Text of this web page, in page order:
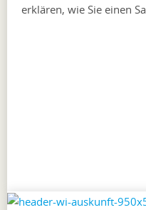
erklären, wie Sie einen